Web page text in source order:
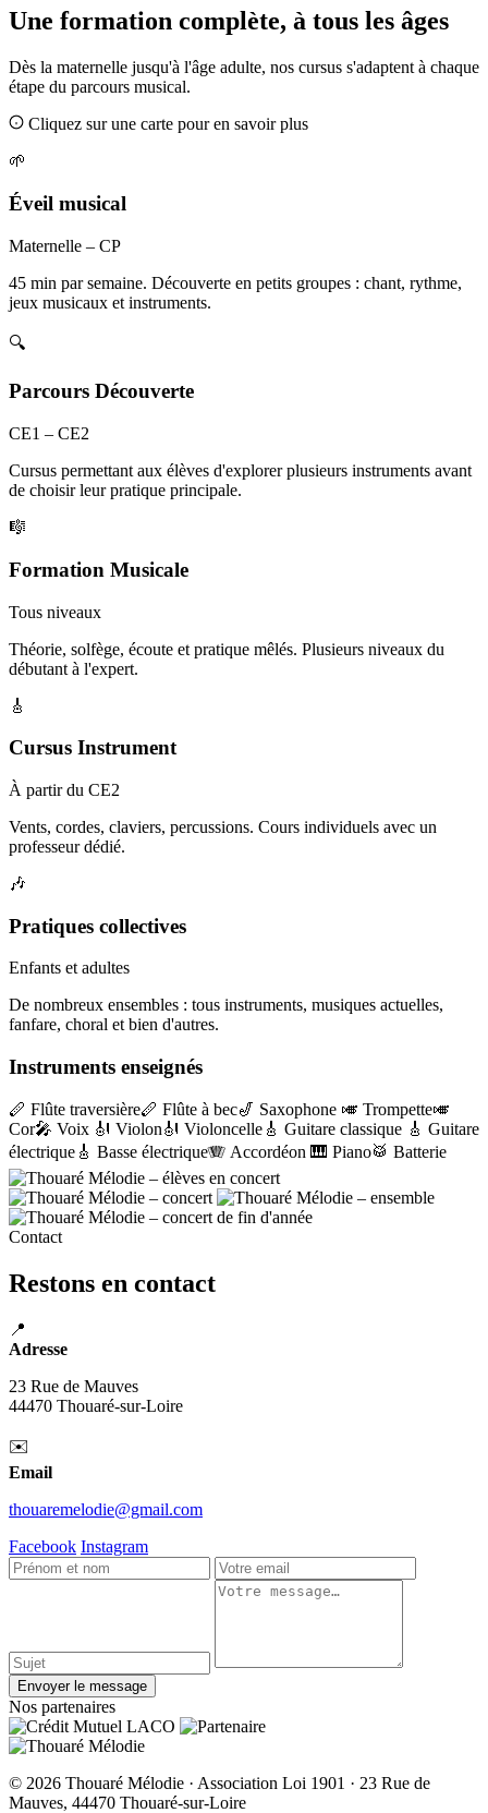
Une formation complète, à tous les âges
Dès la maternelle jusqu'à l'âge adulte, nos cursus s'adaptent à chaque
étape du parcours musical.
Cliquez sur une carte pour en savoir plus
🌱
Éveil musical
Maternelle – CP
45 min par semaine. Découverte en petits groupes : chant, rythme,
jeux musicaux et instruments.
🔍
Parcours Découverte
CE1 – CE2
Cursus permettant aux élèves d'explorer plusieurs instruments avant
de choisir leur pratique principale.
🎼
Formation Musicale
Tous niveaux
Théorie, solfège, écoute et pratique mêlés. Plusieurs niveaux du
débutant à l'expert.
🎸
Cursus Instrument
À partir du CE2
Vents, cordes, claviers, percussions. Cours individuels avec un
professeur dédié.
🎶
Pratiques collectives
Enfants et adultes
De nombreux ensembles : tous instruments, musiques actuelles,
fanfare, choral et bien d'autres.
Instruments enseignés
🪈 Flûte traversière🪈 Flûte à bec🎷 Saxophone 🎺 Trompette🎺
Cor🎤 Voix 🎻 Violon🎻 Violoncelle 🎸 Guitare classique 🎸 Guitare
électrique 🎸 Basse électrique🪗 Accordéon 🎹 Piano🥁 Batterie
Contact
Restons en contact
📍
Adresse
23 Rue de Mauves
44470 Thouaré-sur-Loire
✉️
Email
thouaremelodie@gmail.com
Facebook Instagram
Envoyer le message
Nos partenaires
© 2026 Thouaré Mélodie · Association Loi 1901 · 23 Rue de
Mauves, 44470 Thouaré-sur-Loire